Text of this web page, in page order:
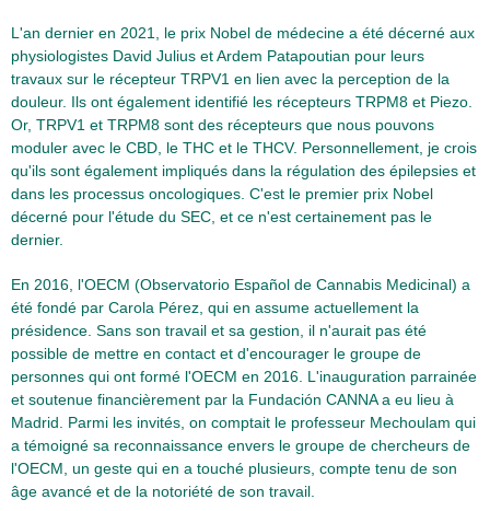
L'an dernier en 2021, le prix Nobel de médecine a été décerné aux
physiologistes David Julius et Ardem Patapoutian pour leurs
travaux sur le récepteur TRPV1 en lien avec la perception de la
douleur. Ils ont également identifié les récepteurs TRPM8 et Piezo.
Or, TRPV1 et TRPM8 sont des récepteurs que nous pouvons
moduler avec le CBD, le THC et le THCV. Personnellement, je crois
qu'ils sont également impliqués dans la régulation des épilepsies et
dans les processus oncologiques. C'est le premier prix Nobel
décerné pour l'étude du SEC, et ce n'est certainement pas le
dernier.
En 2016, l'OECM (Observatorio Español de Cannabis Medicinal) a
été fondé par Carola Pérez, qui en assume actuellement la
présidence. Sans son travail et sa gestion, il n'aurait pas été
possible de mettre en contact et d'encourager le groupe de
personnes qui ont formé l'OECM en 2016. L'inauguration parrainée
et soutenue financièrement par la Fundación CANNA a eu lieu à
Madrid. Parmi les invités, on comptait le professeur Mechoulam qui
a témoigné sa reconnaissance envers le groupe de chercheurs de
l'OECM, un geste qui en a touché plusieurs, compte tenu de son
âge avancé et de la notoriété de son travail.